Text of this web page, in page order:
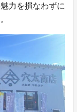
力を損なわずに